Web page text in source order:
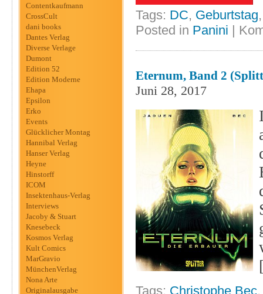
Contentkaufmann
CrossCult
dani books
Dantes Verlag
Diverse Verlage
Dumont
Edition 52
Edition Moderne
Ehapa
Epsilon
Erko
Events
Glücklicher Montag
Hannibal Verlag
Hanser Verlag
Heyne
Hinstorff
ICOM
Insektenhaus-Verlag
Interviews
Jacoby & Stuart
Knesebeck
Kosmos Verlag
Kult Comics
MarGravio
MünchenVerlag
Nona Arte
Originalausgabe
Tags: DC, Geburtstag
Posted in Panini
Eternum, Band 2
Juni 28, 2017
Tags: Christophe Bec